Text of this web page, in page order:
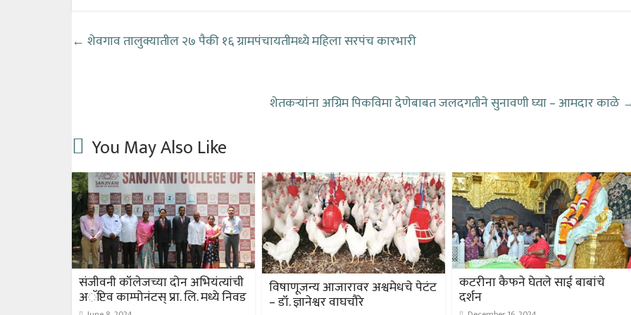
← शेवगाव तालुक्यातील २७ पैकी १६ ग्रामपंचायतीमध्ये महिला सरपंच कारभारी
शेतकऱ्यांना अग्रिम पिकविमा देणेबाबत जलदगतीने सुनावणी घ्या – आमदार काळे
You May Also Like
संजीवनी कॉलेजच्या दोन अभियंत्यांची
अॅप्टिव काम्पोनंटस् प्रा. लि. मध्ये निवड विषाणूजन्य आजारावर अश्वमेधचे पेटंट
– डॉ. ज्ञानेश्वर वाघचौरे
कटरीना कैफने घेतले साई बाबांचे
दर्शन